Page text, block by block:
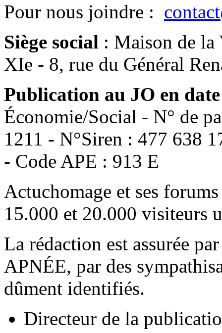
Pour nous joindre :
Siège social : Maison de la
XIe - 8, rue du Général
Publication au JO en
Économie/Social - N° de
1211 - N°Siren : 477 638
- Code APE : 913 E
Actuchomage et ses
15.000 et 20.000 visiteurs
La rédaction est assurée
APNÉE, par des
dûment identifiés.
Directeur de la